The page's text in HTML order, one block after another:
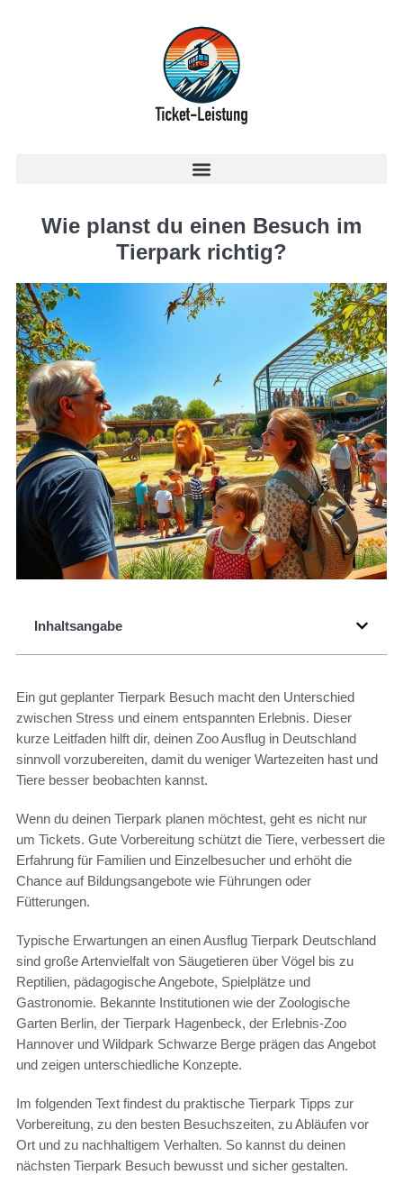
Wie planst du einen Besuch im
Tierpark richtig?
Inhaltsangabe
Ein gut geplanter Tierpark Besuch macht den Unterschied
zwischen Stress und einem entspannten Erlebnis. Dieser
kurze Leitfaden hilft dir, deinen Zoo Ausflug in Deutschland
sinnvoll vorzubereiten, damit du weniger Wartezeiten hast und
Tiere besser beobachten kannst.
Wenn du deinen Tierpark planen möchtest, geht es nicht nur
um Tickets. Gute Vorbereitung schützt die Tiere, verbessert die
Erfahrung für Familien und Einzelbesucher und erhöht die
Chance auf Bildungsangebote wie Führungen oder
Fütterungen.
Typische Erwartungen an einen Ausflug Tierpark Deutschland
sind große Artenvielfalt von Säugetieren über Vögel bis zu
Reptilien, pädagogische Angebote, Spielplätze und
Gastronomie. Bekannte Institutionen wie der Zoologische
Garten Berlin, der Tierpark Hagenbeck, der Erlebnis-Zoo
Hannover und Wildpark Schwarze Berge prägen das Angebot
und zeigen unterschiedliche Konzepte.
Im folgenden Text findest du praktische Tierpark Tipps zur
Vorbereitung, zu den besten Besuchszeiten, zu Abläufen vor
Ort und zu nachhaltigem Verhalten. So kannst du deinen
nächsten Tierpark Besuch bewusst und sicher gestalten.